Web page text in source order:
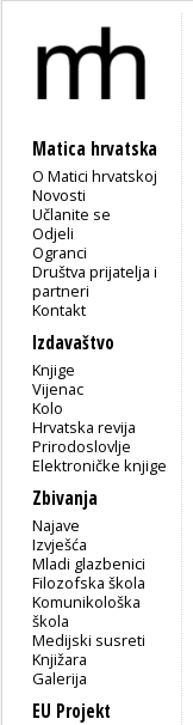
Matica hrvatska
O Matici hrvatskoj
Novosti
Učlanite se
Odjeli
Ogranci
Društva prijatelja i
partneri
Kontakt
Izdavaštvo
Knjige
Vijenac
Kolo
Hrvatska revija
Prirodoslovlje
Elektroničke knjige
Zbivanja
Najave
Izvješća
Mladi glazbenici
Filozofska škola
Komunikološka
škola
Medijski susreti
Knjižara
Galerija
EU Projekt